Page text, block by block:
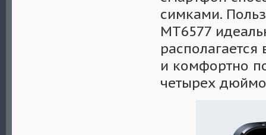
симками.
MT6577
и комфортно
четырех